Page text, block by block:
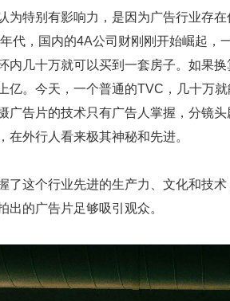
为特别有影响力，是因为广告行业存在
代，国内的4A公司财刚刚开始崛起，
内几十万就可以买到一套房子。如果
亿。今天，一个普通的TVC，几十万
广告片的技术只有广告人掌握，分镜
在外行人看来极其神秘和先进。
了这个行业先进的生产力、文化和技
出的广告片足够吸引观众。